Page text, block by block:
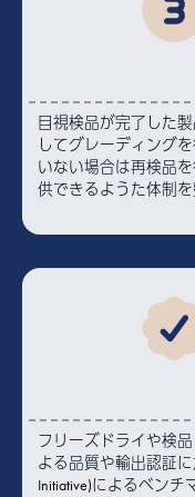
目視検品が完了した
してグレーディング
いない場合は再検品
供できるようた体制を
フリーズドライや検
よる品質や輸出認証に
Initiative)によるベンチ